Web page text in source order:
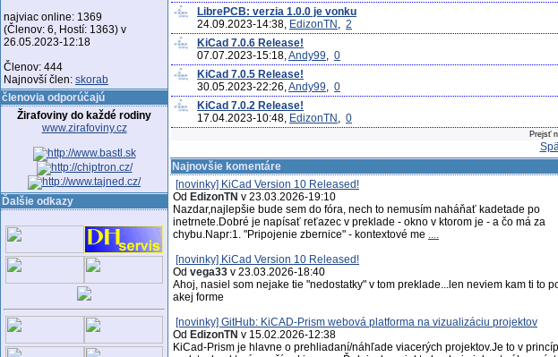
najviac online: 1369
(Členov: 6, Hostí: 1363) v
26.05.2023-12:18
Členov: 444
Najnovší člen: skorab
členovia odporúčajú
Žirafoviny do každé rodiny
www.zirafoviny.cz
Ďalšie odkazy
LibrePCB: verzia 1.0.0 je vonku
24.09.2023-14:38, EdizonTN , 2
KiCad 7.0.6 Release!
07.07.2023-15:18,Andy99, 0
KiCad 7.0.5 Release!
30.05.2023-22:26,Andy99, 0
KiCad 7.0.2 Release!
17.04.2023-10:48, EdizonTN , 0
Prejsť
Najnovšie komentáre
[novinky] KiCad Version 10 Released!
Od EdizonTN v 23.03.2026-19:10
Nazdar,najlepšie bude sem do fóra, nech to nemusím naháňať kadetade po
inetrnete.Dobré je napísať reťazec v preklade - okno v ktorom je - a čo má za
chybu.Napr:1. "Pripojenie zbernice" - kontextové me ....
[novinky] KiCad Version 10 Released!
Od vega33 v 23.03.2026-18:40
Ahoj, nasiel som nejake tie "nedostatky" v tom preklade...len neviem kam ti to
akej forme
[novinky] GitHub: KiCAD-Prism webová platforma na vizualizáciu projektov
Od EdizonTN v 15.02.2026-12:38
KiCad-Prism je hlavne o prehliadaní/náhľade viacerých projektov.Je to v